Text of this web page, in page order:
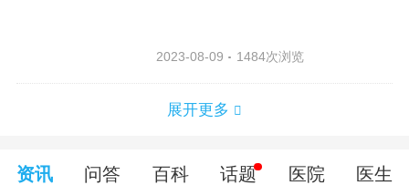
2023-08-09 1484次浏览
展开更多
资讯 问答 百科 话题 医院 医生